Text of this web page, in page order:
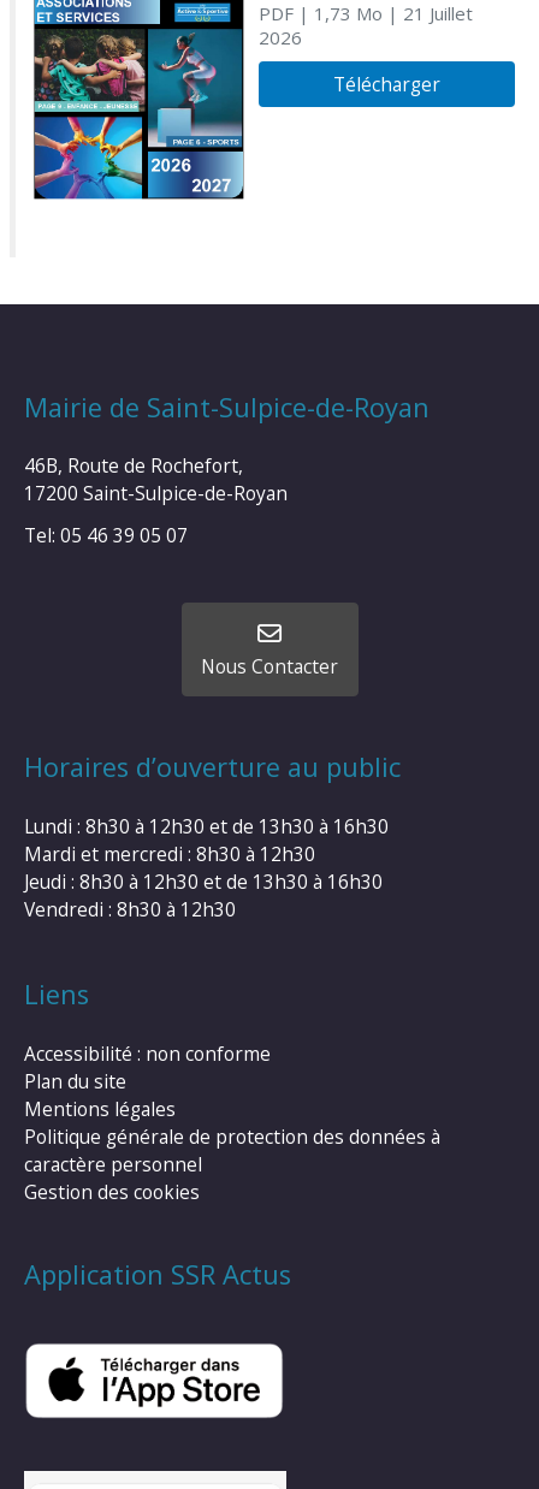
PDF| 1,73 Mo | 21 Juillet
2026
Télécharger
Mairie de Saint-Sulpice-de-Royan
46B, Route de Rochefort,
17200 Saint-Sulpice-de-Royan
Tel: 05 46 39 05 07
Nous Contacter
Horaires d’ouverture au public
Lundi : 8h30 à 12h30 et de 13h30 à 16h30
Mardi et mercredi : 8h30 à 12h30
Jeudi : 8h30 à 12h30 et de 13h30 à 16h30
Vendredi : 8h30 à 12h30
Liens
Accessibilité : non conforme
Plan du site
Mentions légales
Politique générale de protection des données à
caractère personnel
Gestion des cookies
Application SSR Actus